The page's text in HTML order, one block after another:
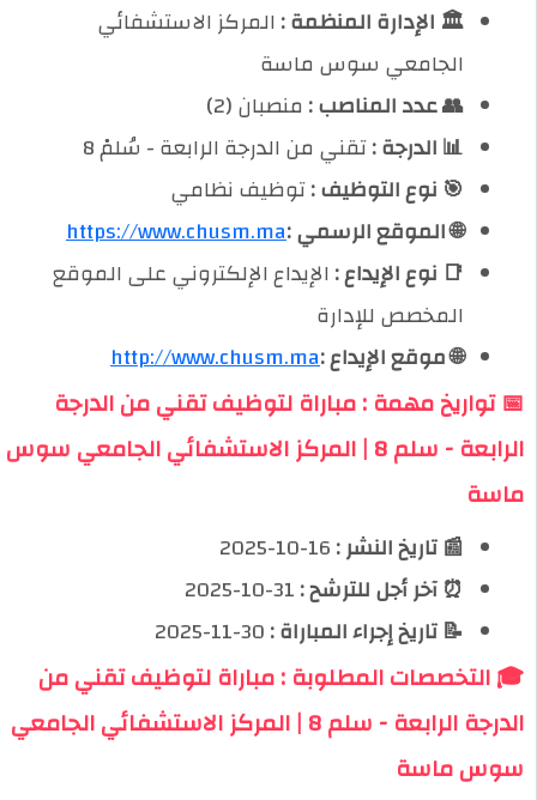
🏛️ الإدارة المنظمة :المركز الاستشفائي
الجامعي سوس ماسة
👥 عدد المناصب :منصبان (2)
📊 الدرجة :تقني من الدرجة الرابعة - سُلمْ 8
🎯 نوع التوظيف :توظيف نظامي
🌐 الموقع الرسمي :https://www.chusm.ma
📑 نوع الإيداع :الإيداع الإلكتروني على الموقع
المخصص للإدارة
🌐 موقع الإيداع :http://www.chusm.ma
📅 تواريخ مهمة : مباراة لتوظيف تقني من الدرجة
الرابعة - سلم 8 | المركز الاستشفائي الجامعي سوس
ماسة
📰 تاريخ النشر :16-10-2025
⏰ آخر أجل للترشح :31-10-2025
📝 تاريخ إجراء المباراة :30-11-2025
🎓 التخصصات المطلوبة : مباراة لتوظيف تقني من
الدرجة الرابعة - سلم 8 | المركز الاستشفائي الجامعي
سوس ماسة